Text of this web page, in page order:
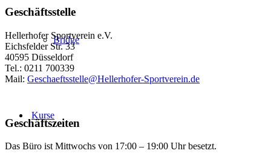
Bridge
Kurse
Geschäftsstelle
Hellerhofer Sportverein e.V.
Eichsfelder Str. 33
40595 Düsseldorf
Tel.: 0211 700339
Mail: Geschaeftsstelle@Hellerhofer-Sportverein.de
Geschäftszeiten
Das Büro ist Mittwochs von 17:00 – 19:00 Uhr besetzt.